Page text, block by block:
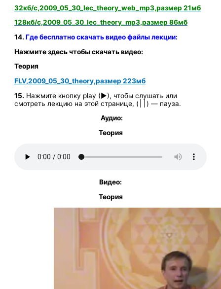
32кб/с,2009_05_30_lec_theory_web_mp3,размер 21мб
128кб/с,2009_05_30_lec_theory_mp3,размер 86мб
14.Где бесплатно скачать видео файлы лекции:
Нажмите здесь чтобы скачать видео:
Теория
FLV,2009_05_30_theory,размер 223мб
15. Нажмите кнопку play (►), чтобы слушать или
смотреть лекцию на этой странице, ( ׀׀) — пауза.
Аудио:
Теория
Видео:
Теория